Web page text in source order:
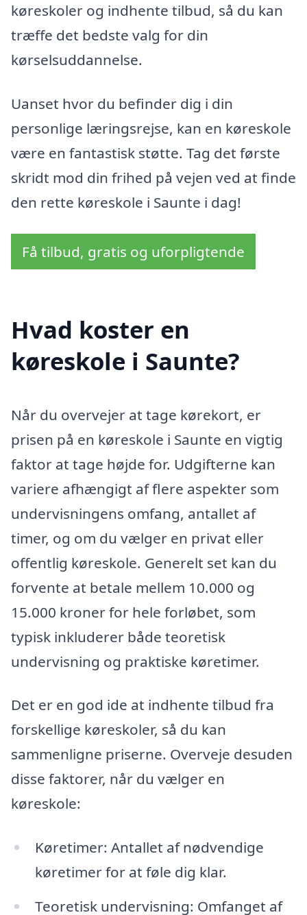
køreskoler og indhente tilbud, så du kan
træffe det bedste valg for din
kørselsuddannelse.
Uanset hvor du befinder dig i din
personlige læringsrejse, kan en køreskole
være en fantastisk støtte. Tag det første
skridt mod din frihed på vejen ved at finde
den rette køreskole i Saunte i dag!
Få tilbud, gratis og uforpligtende
Hvad koster en
køreskole i Saunte?
Når du overvejer at tage kørekort, er
prisen på en køreskole i Saunte en vigtig
faktor at tage højde for. Udgifterne kan
variere afhængigt af flere aspekter som
undervisningens omfang, antallet af
timer, og om du vælger en privat eller
offentlig køreskole. Generelt set kan du
forvente at betale mellem 10.000 og
15.000 kroner for hele forløbet, som
typisk inkluderer både teoretisk
undervisning og praktiske køretimer.
Det er en god ide at indhente tilbud fra
forskellige køreskoler, så du kan
sammenligne priserne. Overveje desuden
disse faktorer, når du vælger en
køreskole:
Køretimer: Antallet af nødvendige
køretimer for at føle dig klar.
Teoretisk undervisning: Omfanget af